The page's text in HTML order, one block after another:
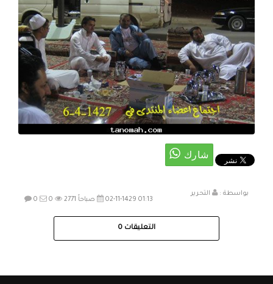
بواسطة :
التحرير
02-11-1429 01:13 صباحاً
0 0 2771
التعليقات 0